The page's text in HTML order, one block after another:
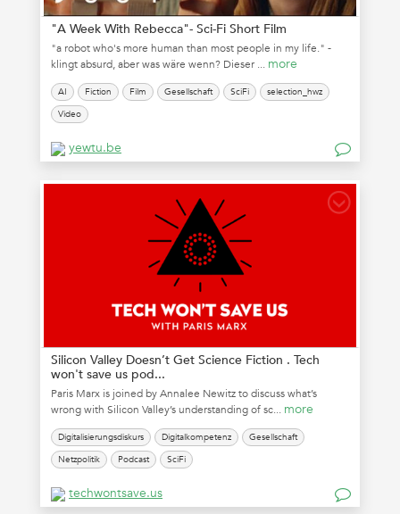
"A Week With Rebecca"- Sci-Fi Short Film
"a robot who's more human than most people in my life." -
klingt absurd, aber was wäre wenn? Dieser ... more
AI Fiction Film Gesellschaft SciFi
selection_hwz
Video
yewtu.be
Silicon Valley Doesn’t Get Science Fiction . Tech
won't save us pod...
Paris Marx is joined by Annalee Newitz to discuss what’s
wrong with Silicon Valley’s understanding of sc... more
Digitalisierungsdiskurs Digitalkompetenz
Gesellschaft
Netzpolitik
Podcast SciFi
techwontsave.us